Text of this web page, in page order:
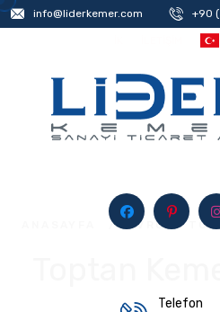
info@liderkemer.com +90
Telefon
/ AVRUPA